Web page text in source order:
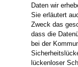
Daten wir
Sie erläutert
Zweck das
dass die
bei der
lückenloser